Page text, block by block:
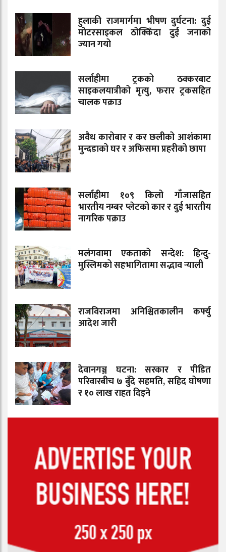
हुलाकी राजमार्गमा भीषण दुर्घटना: दुई
मोटरसाइकल ठोक्किँदा दुई जनाको
ज्यान गयो
सर्लाहीमा ट्रकको ठक्करबाट
साइकलयात्रीको मृत्यु, फरार ट्रकसहित
चालक पक्राउ
अवैध कारोबार र कर छलीको आशंकामा
मुन्दडाको घर र अफिसमा प्रहरीको छापा
सर्लाहीमा १०९ किलो गाँजासहित
भारतीय नम्बर प्लेटको कार र दुई भारतीय
नागरिक पक्राउ
मलंगवामा एकताको सन्देश: हिन्दु-
मुस्लिमको सहभागितामा सद्भाव र्‍याली
राजविराजमा अनिश्चितकालीन कर्फ्यु
आदेश जारी
देवानगञ्ज घटना: सरकार र पीडित
परिवारबीच ७ बुँदे सहमति, सहिद घोषणा
र १० लाख राहत दिइने